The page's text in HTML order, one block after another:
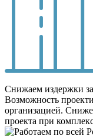
Снижаем издержки
Возможность
организацией.
проекта при